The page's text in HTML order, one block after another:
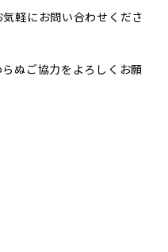
軽にお問い合わせくださ
ぬご協力をよろしくお願